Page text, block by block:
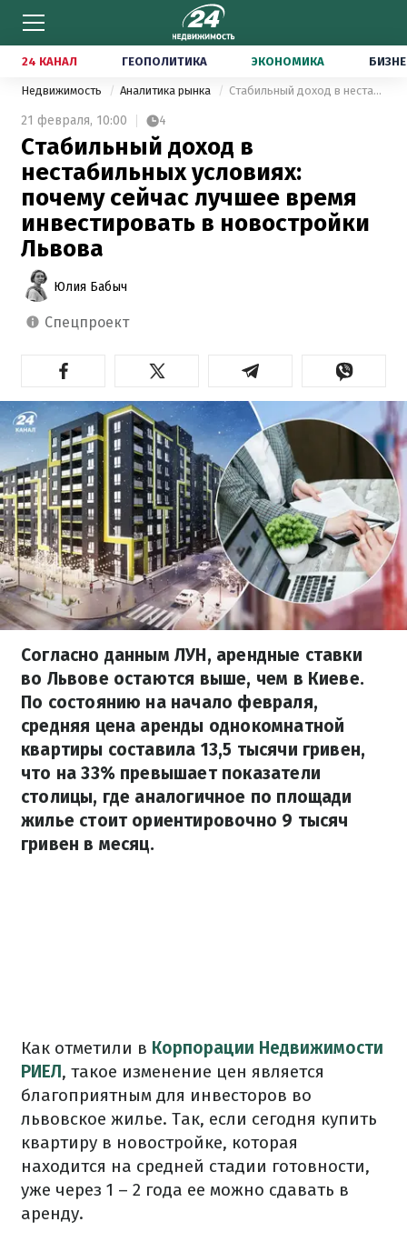
24 КАНАЛ ГЕОПОЛИТИКА ЭКОНОМИКА
Недвижимость Аналитика рынка Стабильный доход в нестабильных условиях: почему сейчас лучшее время инвестировать в новостройки Львова
21 февраля, 10:00 4
Стабильный доход в
нестабильных условиях:
почему сейчас лучшее время
инвестировать в новостройки
Львова
Юлия Бабыч
спецпроект
Согласно данным ЛУН, арендные ставки
во Львове остаются выше, чем в Киеве.
По состоянию на начало февраля,
средняя цена аренды однокомнатной
квартиры составила 13,5 тысячи гривен,
что на 33% превышает показатели
столицы, где аналогичное по площади
жилье стоит ориентировочно 9 тысяч
гривен в месяц.
Как отметили в Корпорации Недвижимости
РИЕЛ, такое изменение цен является
благоприятным для инвесторов во
львовское жилье. Так, если сегодня купить
квартиру в новостройке, которая
находится на средней стадии готовности,
уже через 1 – 2 года ее можно сдавать в
аренду.